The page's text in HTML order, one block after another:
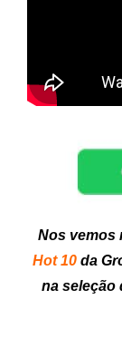
Nos vemos
Hot 10 da
na seleção